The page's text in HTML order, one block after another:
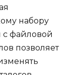
набору
с файловой
позволяет